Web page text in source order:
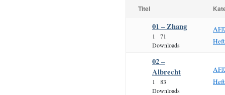
Titel
01 – Zhang
1
71
Downloads
02 –
Albrecht
1
83
Downloads